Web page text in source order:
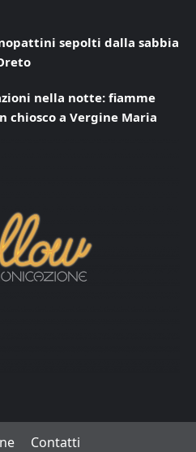
sepolti dalla sabbia
nella notte: fiamme
chiosco a Vergine Maria
Contatti